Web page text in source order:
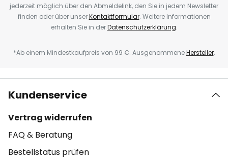
jederzeit möglich über den Abmeldelink, den Sie in jedem Newsletter
finden oder über unserKontaktformular. Weitere Informationen
erhalten Sie in derDatenschutzerklärung.
*Ab einem Mindestkaufpreis von 99 €. AusgenommeneHersteller.
Kundenservice
Vertrag widerrufen
FAQ & Beratung
Bestellstatus prüfen